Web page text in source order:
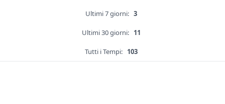
Ultimi 7 giorni: 3
Ultimi 30 giorni: 11
Tutti i Tempi: 103